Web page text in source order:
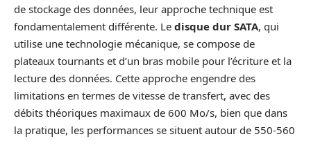
de stockage des données, leur approche technique est
fondamentalement différente. Le disque dur SATA, qui
utilise une technologie mécanique, se compose de
plateaux tournants et d’un bras mobile pour l’écriture et la
lecture des données. Cette approche engendre des
limitations en termes de vitesse de transfert, avec des
débits théoriques maximaux de 600 Mo/s, bien que dans
la pratique, les performances se situent autour de 550-560